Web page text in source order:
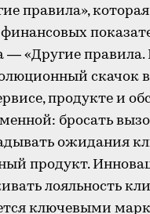
правила», которая
— «Другие
скачок
продукте и
бросать
ожидания
продукт.
лояльность
ключевыми